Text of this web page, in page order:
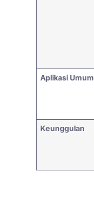
Aplikasi Umum
Keunggulan